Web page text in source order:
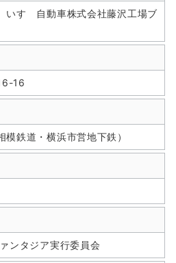
すゞ自動車株式会社藤沢工場ブ
16
鉄道・横浜市営地下鉄）
ンタジア実行委員会